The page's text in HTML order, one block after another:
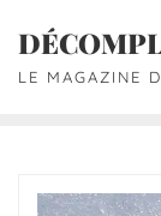
LE MAGAZINE